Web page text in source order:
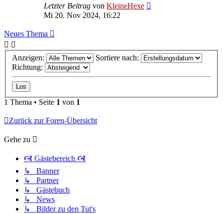
Letzter Beitrag von KleineHexe
Mi 20. Nov 2024, 16:22
Neues Thema
Anzeigen:
Sortiere nach:
Richtung:
1 Thema • Seite 1 von 1
Zurück zur Foren-Übersicht
Gehe zu
🙧 Gästebereich 🙧
↳ Banner
↳ Partner
↳ Gästebuch
↳ News
↳ Bilder zu den Tut's